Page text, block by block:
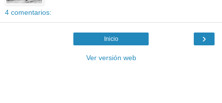
4 comentarios:
›
Inicio
Ver versión web